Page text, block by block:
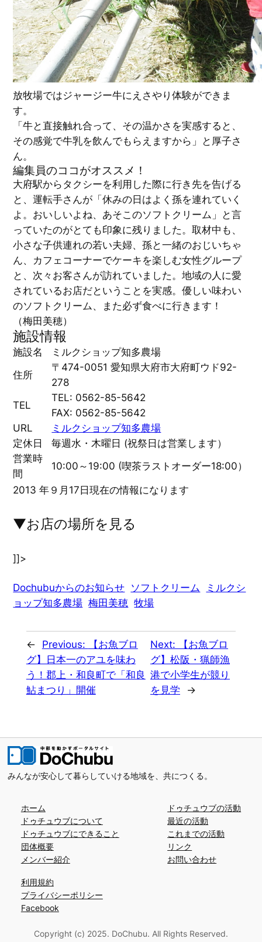
放牧場ではジャージー牛にえさやり体験ができま
す。
「牛と直接触れ合って、その温かさを実感すると、
その感覚で牛乳を飲んでもらえますから」と厚子さ
ん。
編集員のココがオススメ！
大府駅からタクシーを利用した際に行き先を告げる
と、運転手さんが「休みの日はよく孫を連れていく
よ。おいしいよね、あそこのソフトクリーム」と言
っていたのがとても印象に残りました。取材中も、
小さな子供連れの若い夫婦、孫と一緒のおじいちゃ
ん、カフェコーナーでケーキを楽しむ女性グループ
と、次々お客さんが訪れていました。地域の人に愛
されているお店だということを実感。優しい味わい
のソフトクリーム、また必ず食べに行きます！
（梅田美穂）
施設情報
施設名
ミルクショップ知多農場
住所
〒474-0051 愛知県大府市大府町ウド92-
278
TEL
TEL: 0562-85-5642
FAX: 0562-85-5642
URL
ミルクショップ知多農場
定休日
毎週水・木曜日 (祝祭日は営業します）
営業時
間
10:00～19:00 (喫茶ラストオーダー18:00）
2013 年９月17日現在の情報になります
▼お店の場所を見る
]]>
Dochubuからのお知らせ ソフトクリーム
ミルクシ
ョップ知多農場 梅田美穂 牧場
← Previous:
【お魚ブロ
グ】日本一のアユを味わ
う！郡上・和良町で「和良
鮎まつり」開催
Next:
【お魚ブロ
グ】松阪・猟師漁
港で小学生が競り
を見学
→
みんなが安心して暮らしていける地域を、共につくる。
ホーム
ドゥチュウブについて
ドゥチュウブにできること
団体概要
メンバー紹介
ドゥチュウブの活動
最近の活動
これまでの活動
リンク
お問い合わせ
利用規約
プライバシーポリシー
Facebook
Copyright (c) 2025. DoChubu. All Rights Reserved.